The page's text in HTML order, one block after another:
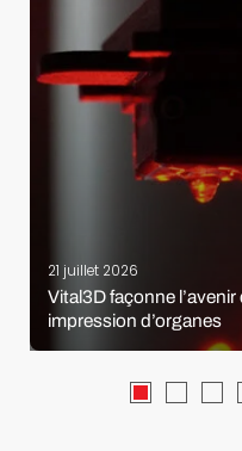
21 juillet 2026
Vital3D façonne
impression d’organes